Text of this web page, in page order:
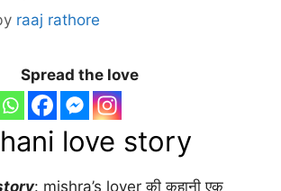
raaj rathore
Spread the love
love story
: mishra’s lover की कहानी एक